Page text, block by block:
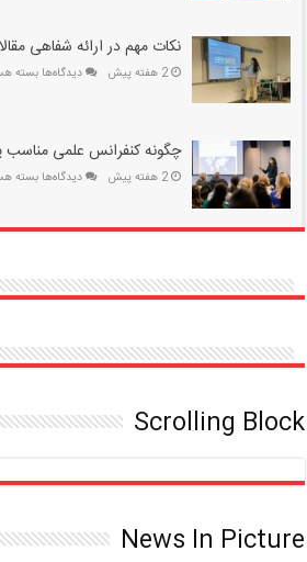
خود
را
مدیریت
نکات مهم در ارائه شفاهی
2 هفته پیش دیدگاه‌هابرای
ارائه
مقالات
بسته
چگونه کنفرانس علمی مناسب
2 هفته پیش دیدگاه‌هابرای
علمی
کنیم؟
بسته
Scrolling Block
News In Picture